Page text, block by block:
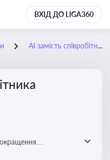
ВХІД ДО LIGA360
АІ замість співробітника